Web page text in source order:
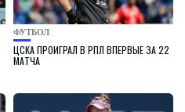
ФУТБОЛ
ЦСКА ПРОИГРАЛ В РПЛ ВПЕРВЫЕ ЗА 22
МАТЧА